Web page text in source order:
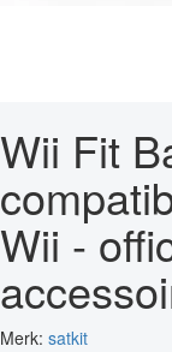
Wii Fit
Wii -
Merk: satkit